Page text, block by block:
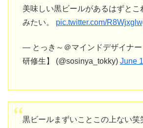
美味しい黒ビールがあるはずとこ
みたい。 pic.twitter.com/
— とっき～＠マインドデザイナー
研修生】 (@sosinya_tokky) June
黒ビールまずいことこの上ない笑